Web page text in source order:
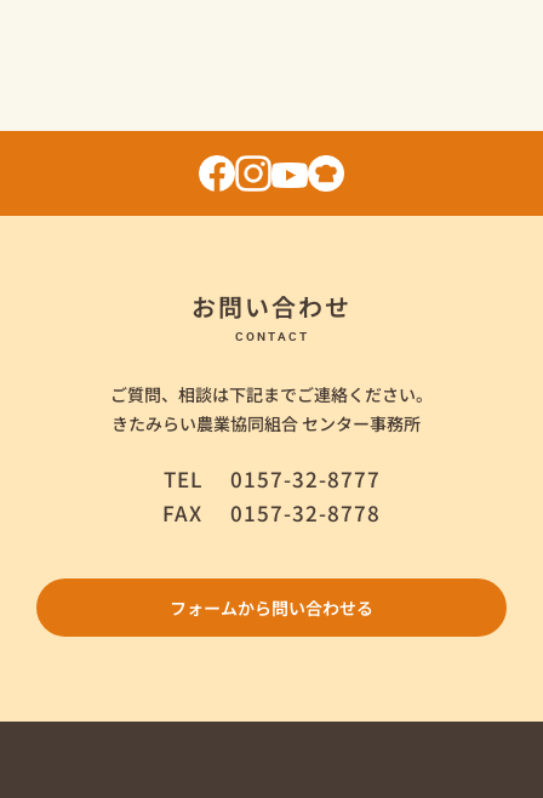
お問い合わせ
CONTACT
ご質問、相談は下記までご連絡ください。
きたみらい農業協同組合 センター事務所
TEL 0157-32-8777
FAX 0157-32-8778
フォームから問い合わせる